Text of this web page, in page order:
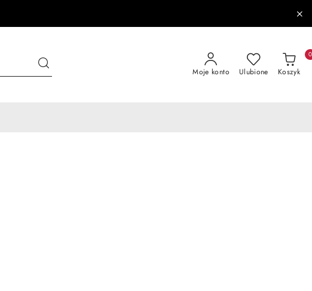
Moje konto Ulubione Koszyk
0